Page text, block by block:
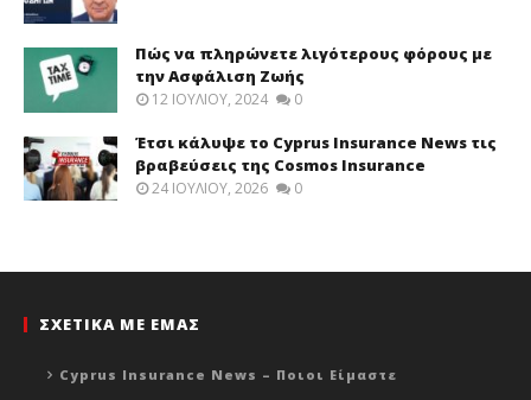
Πώς να πληρώνετε λιγότερους φόρους με
την Ασφάλιση Ζωής
12 ΙΟΥΛΊΟΥ, 2024 0
Έτσι κάλυψε το Cyprus Insurance News τις
βραβεύσεις της Cosmos Insurance
24 ΙΟΥΛΊΟΥ, 2026 0
ΣΧΕΤΙΚΑ ΜΕ ΕΜΑΣ
Cyprus Insurance News – Ποιοι Είμαστε